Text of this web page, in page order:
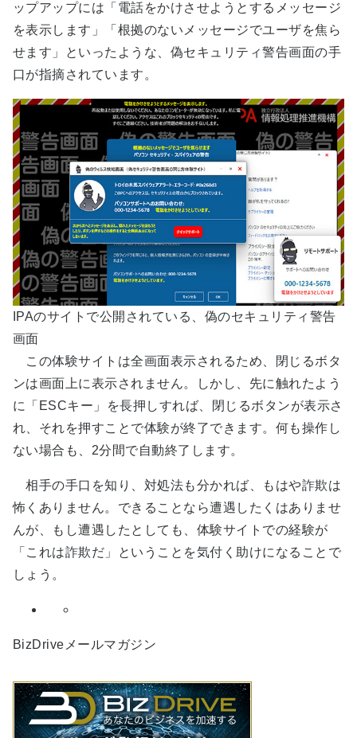
ップアップには「電話をかけさせようとするメッセージ
を表示します」「根拠のないメッセージでユーザを焦ら
せます」といったような、偽セキュリティ警告画面の手
口が指摘されています。
IPAのサイトで公開されている、偽のセキュリティ警告
画面
この体験サイトは全画面表示されるため、閉じるボタ
ンは画面上に表示されません。しかし、先に触れたよう
に「ESCキー」を長押しすれば、閉じるボタンが表示さ
れ、それを押すことで体験が終了できます。何も操作し
ない場合も、2分間で自動終了します。
相手の手口を知り、対処法も分かれば、もはや詐欺は
怖くありません。できることなら遭遇したくはありませ
んが、もし遭遇したとしても、体験サイトでの経験が
「これは詐欺だ」ということを気付く助けになることで
しょう。
BizDriveメールマガジン